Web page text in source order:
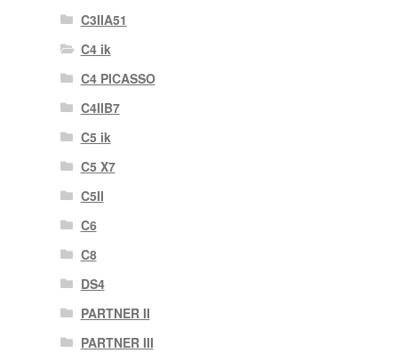
C3IIA51
C4 ik
C4 PICASSO
C4IIB7
C5 ik
C5 X7
C5II
C6
C8
DS4
PARTNER II
PARTNER III